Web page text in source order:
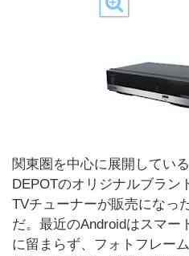
関東圏を中心に展開してい
DEPOTのオリジナルブラン
TVチューナーが販売になっ
だ。最近のAndroidはスマー
に留まらず、フォトフレー